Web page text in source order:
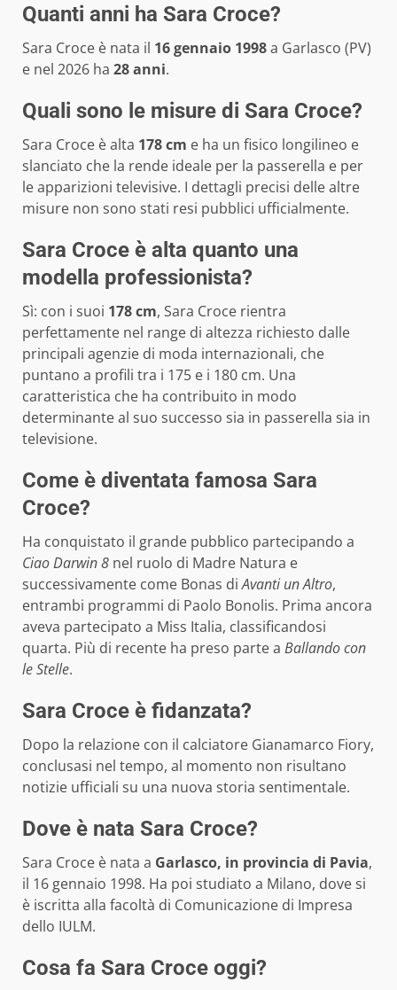
Quanti anni ha Sara Croce?
Sara Croce è nata il 16 gennaio 1998a Garlasco (PV)
e nel 2026 ha 28 anni.
Quali sono le misure di Sara Croce?
Sara Croce è alta 178 cm e ha un fisico longilineo e
slanciato che la rende ideale per la passerella e per
le apparizioni televisive. I dettagli precisi delle altre
misure non sono stati resi pubblici ufficialmente.
Sara Croce è alta quanto una
modella professionista?
Sì: con i suoi 178 cm, Sara Croce rientra
perfettamente nel range di altezza richiesto dalle
principali agenzie di moda internazionali, che
puntano a profili tra i 175 e i 180 cm. Una
caratteristica che ha contribuito in modo
determinante al suo successo sia in passerella sia in
televisione.
Come è diventata famosa Sara
Croce?
Ha conquistato il grande pubblico partecipando a
Ciao Darwin 8 nel ruolo di Madre Natura e
successivamente come Bonas diAvanti un Altro,
entrambi programmi di Paolo Bonolis. Prima ancora
aveva partecipato a Miss Italia, classificandosi
quarta. Più di recente ha preso parte a Ballando con
le Stelle.
Sara Croce è fidanzata?
Dopo la relazione con il calciatore Gianamarco Fiory,
conclusasi nel tempo, al momento non risultano
notizie ufficiali su una nuova storia sentimentale.
Dove è nata Sara Croce?
Sara Croce è nata a Garlasco, in provincia di Pavia,
il 16 gennaio 1998. Ha poi studiato a Milano, dove si
è iscritta alla facoltà di Comunicazione di Impresa
dello IULM.
Cosa fa Sara Croce oggi?